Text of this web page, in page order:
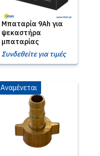
Μπαταρία 9Ah για
ψεκαστήρα
μπαταρίας
Συνδεθείτε για τιμές
Αναμένεται